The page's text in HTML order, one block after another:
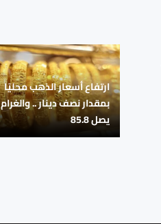
ارتفاع أسعار الذهب محليًا
بمقدار نصف دينار .. والغرام
يصل 85.8